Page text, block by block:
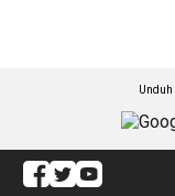
Unduh